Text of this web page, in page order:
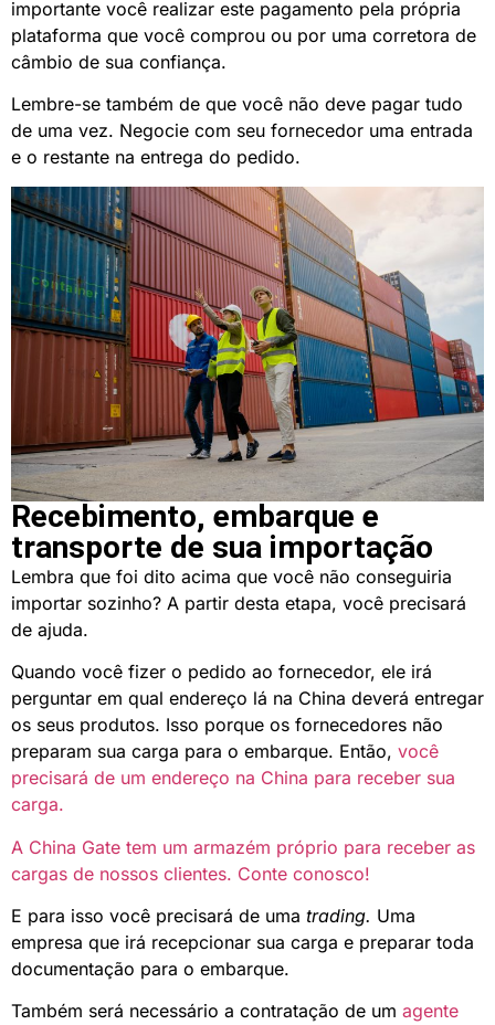
importante você realizar este pagamento pela própria
plataforma que você comprou ou por uma corretora de
câmbio de sua confiança.
Lembre-se também de que você não deve pagar tudo
de uma vez. Negocie com seu fornecedor uma entrada
e o restante na entrega do pedido.
Recebimento, embarque e
transporte de sua importação
Lembra que foi dito acima que você não conseguiria
importar sozinho? A partir desta etapa, você precisará
de ajuda.
Quando você fizer o pedido ao fornecedor, ele irá
perguntar em qual endereço lá na China deverá entregar
os seus produtos. Isso porque os fornecedores não
preparam sua carga para o embarque. Então, você
precisará de um endereço na China para receber sua
carga.
A China Gate tem um armazém próprio para receber as
cargas de nossos clientes. Conte conosco!
E para isso você precisará de uma trading. Uma
empresa que irá recepcionar sua carga e preparar toda
documentação para o embarque.
Também será necessário a contratação de um agente